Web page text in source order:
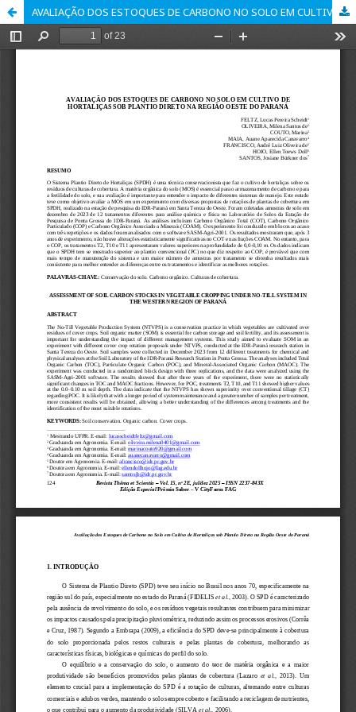
AVALIAÇÃO DOS ESTOQUES DE CARBONO NO SOLO EM CULTIVO DE HORTALIÇAS SOB PLANTIO DIRETO NA REGIÃO OESTE DO PARANÁ